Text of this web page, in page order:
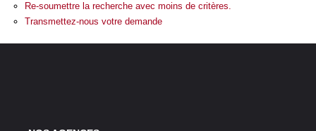
ACHETER
Re-soumettre la recherche avec moins de critères.
Transmettez-nous votre demande